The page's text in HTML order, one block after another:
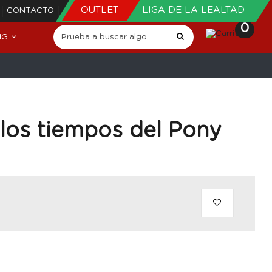
CONTACTO OUTLET LIGA DE LA LEALTAD
0
tiempos del Pony